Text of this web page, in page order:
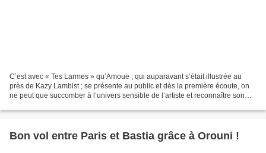
C’est avec « Tes Larmes » qu’Amouë ; qui auparavant s’était illustrée au
près de Kazy Lambist ; se présente au public et dès la première écoute, on
ne peut que succomber à l’univers sensible de l’artiste et reconnaître son
Bon vol entre Paris et Bastia grâce à Orouni !